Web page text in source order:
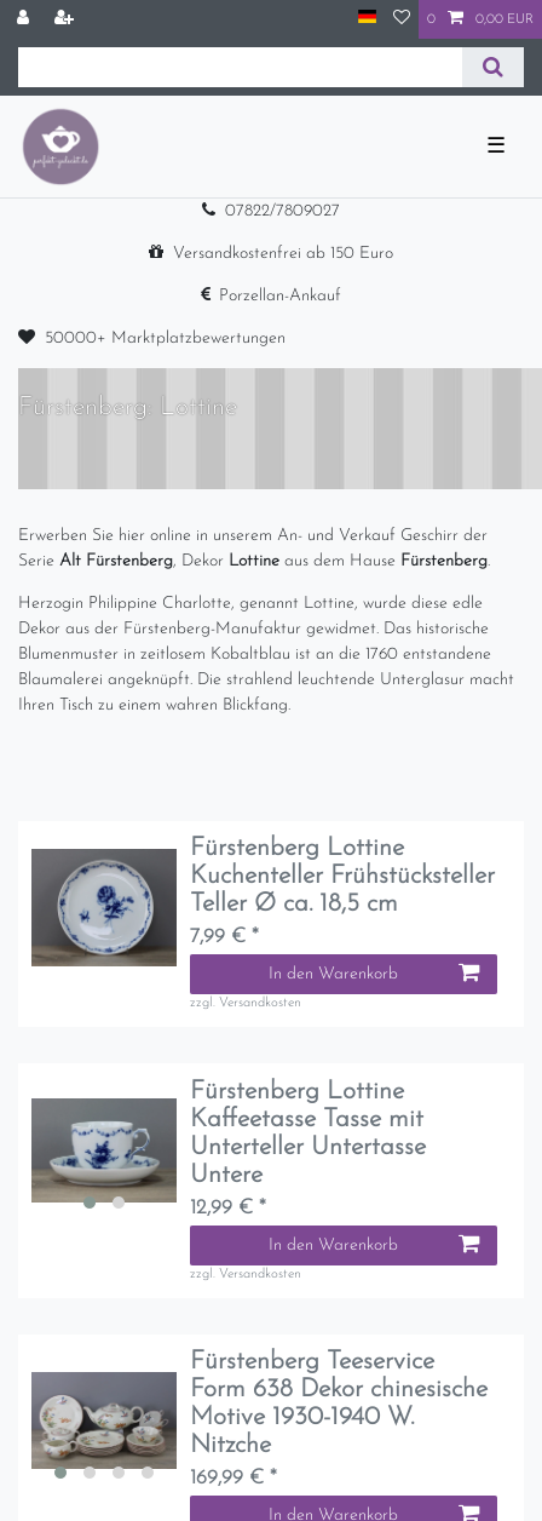
0 0,00 EUR
☰
07822/7809027
Versandkostenfrei ab 150 Euro
Porzellan-Ankauf
50000+ Marktplatzbewertungen
Fürstenberg: Lottine
Erwerben Sie hier online in unserem An- und Verkauf Geschirr der
Serie Alt Fürstenberg, Dekor Lottine aus dem Hause Fürstenberg.
Herzogin Philippine Charlotte, genannt Lottine, wurde diese edle
Dekor aus der Fürstenberg-Manufaktur gewidmet. Das historische
Blumenmuster in zeitlosem Kobaltblau ist an die 1760 entstandene
Blaumalerei angeknüpft. Die strahlend leuchtende Unterglasur macht
Ihren Tisch zu einem wahren Blickfang.
Fürstenberg Lottine
Kuchenteller Frühstücksteller
Teller Ø ca. 18,5 cm
7,99 € *
In den Warenkorb
zzgl. Versandkosten
Fürstenberg Lottine
Kaffeetasse Tasse mit
Unterteller Untertasse
Untere
12,99 € *
In den Warenkorb
zzgl. Versandkosten
Fürstenberg Teeservice
Form 638 Dekor chinesische
Motive 1930-1940 W.
Nitzche
169,99 € *
In den Warenkorb